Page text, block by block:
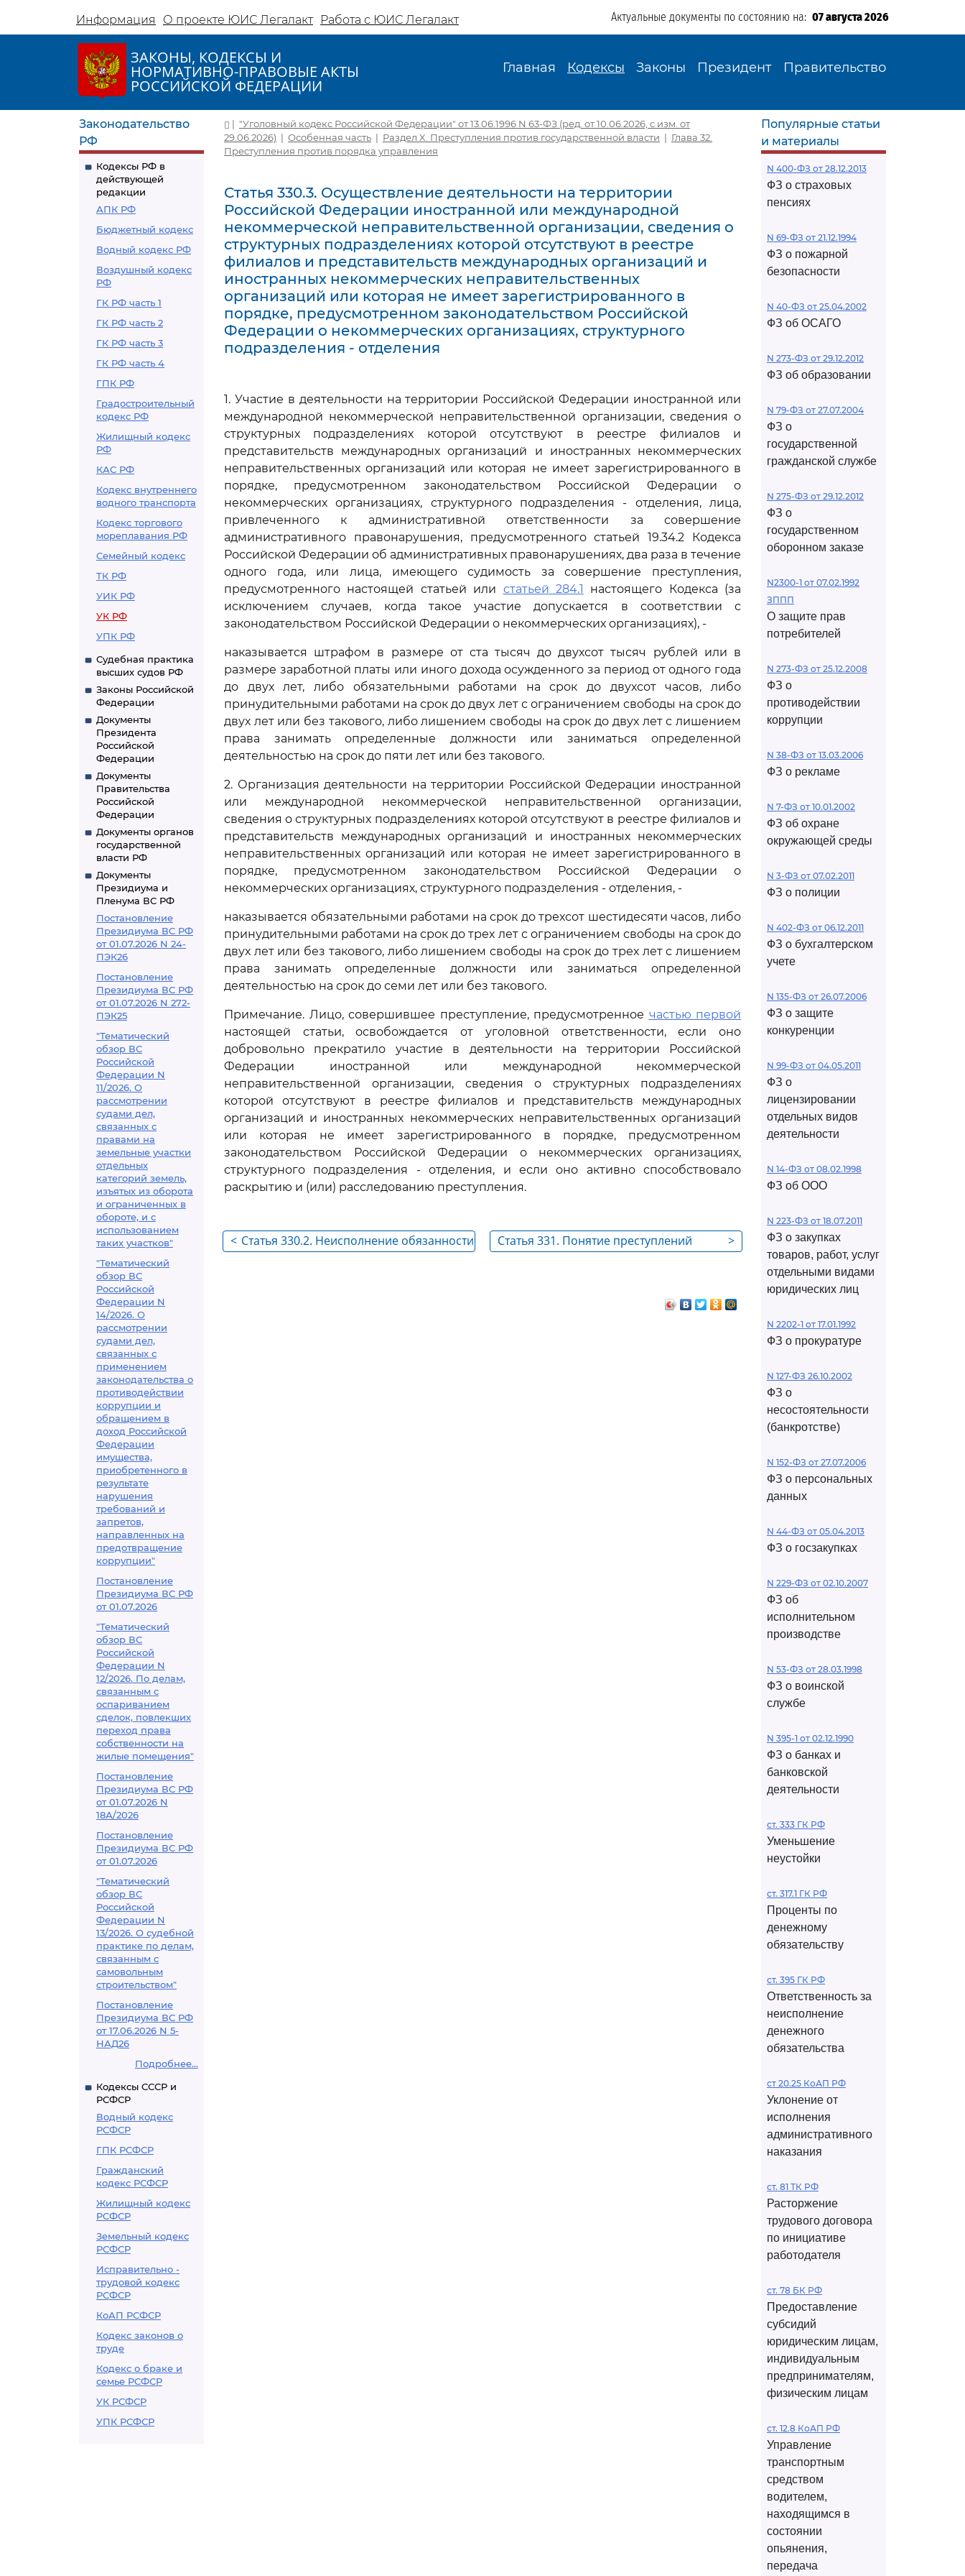
Информация О проекте ЮИС Легалакт Работа с ЮИС Легалакт Актуальные документы по состоянию на: 07 августа 2026
ЗАКОНЫ, КОДЕКСЫ И
НОРМАТИВНО-ПРАВОВЫЕ АКТЫ
РОССИЙСКОЙ ФЕДЕРАЦИИ
Главная Кодексы Законы Президент Правительство
Законодательство
РФ
Кодексы РФ в
действующей
редакции
АПК РФ
Бюджетный кодекс
Водный кодекс РФ
Воздушный кодекс
РФ
ГК РФ часть 1
ГК РФ часть 2
ГК РФ часть 3
ГК РФ часть 4
ГПК РФ
Градостроительный
кодекс РФ
Жилищный кодекс
РФ
КАС РФ
Кодекс внутреннего
водного транспорта
Кодекс торгового
мореплавания РФ
Семейный кодекс
ТК РФ
УИК РФ
УК РФ
УПК РФ
Судебная практика
высших судов РФ
Законы Российской
Федерации
Документы
Президента
Российской
Федерации
Документы
Правительства
Российской
Федерации
Документы органов
государственной
власти РФ
Документы
Президиума и
Пленума ВС РФ
Постановление
Президиума ВС РФ
от 01.07.2026 N 24-
ПЭК26
Постановление
Президиума ВС РФ
от 01.07.2026 N 272-
ПЭК25
"Тематический
обзор ВС
Российской
Федерации N
11/2026. О
рассмотрении
судами дел,
связанных с
правами на
земельные участки
отдельных
категорий земель,
изъятых из оборота
и ограниченных в
обороте, и с
использованием
таких участков"
"Тематический
обзор ВС
Российской
Федерации N
14/2026. О
рассмотрении
судами дел,
связанных с
применением
законодательства о
противодействии
коррупции и
обращением в
доход Российской
Федерации
имущества,
приобретенного в
результате
нарушения
требований и
запретов,
направленных на
предотвращение
коррупции"
Постановление
Президиума ВС РФ
от 01.07.2026
"Тематический
обзор ВС
Российской
Федерации N
12/2026. По делам,
связанным с
оспариванием
сделок, повлекших
переход права
собственности на
жилые помещения"
Постановление
Президиума ВС РФ
от 01.07.2026 N
18А/2026
Постановление
Президиума ВС РФ
от 01.07.2026
"Тематический
обзор ВС
Российской
Федерации N
13/2026. О судебной
практике по делам,
связанным с
самовольным
строительством"
Постановление
Президиума ВС РФ
от 17.06.2026 N 5-
НАД26
Подробнее...
Кодексы СССР и
РСФСР
Водный кодекс
РСФСР
ГПК РСФСР
Гражданский
кодекс РСФСР
Жилищный кодекс
РСФСР
Земельный кодекс
РСФСР
Исправительно -
трудовой кодекс
РСФСР
КоАП РСФСР
Кодекс законов о
труде
Кодекс о браке и
семье РСФСР
УК РСФСР
УПК РСФСР
| "Уголовный кодекс Российской Федерации" от 13.06.1996 N 63-ФЗ (ред. от 10.06.2026, с изм. от
29.06.2026) | Особенная часть | Раздел X. Преступления против государственной власти | Глава 32.
Преступления против порядка управления
Статья 330.3. Осуществление деятельности на территории
Российской Федерации иностранной или международной
некоммерческой неправительственной организации, сведения о
структурных подразделениях которой отсутствуют в реестре
филиалов и представительств международных организаций и
иностранных некоммерческих неправительственных
организаций или которая не имеет зарегистрированного в
порядке, предусмотренном законодательством Российской
Федерации о некоммерческих организациях, структурного
подразделения - отделения
1. Участие в деятельности на территории Российской Федерации иностранной или
международной некоммерческой неправительственной организации, сведения о
структурных подразделениях которой отсутствуют в реестре филиалов и
представительств международных организаций и иностранных некоммерческих
неправительственных организаций или которая не имеет зарегистрированного в
порядке, предусмотренном законодательством Российской Федерации о
некоммерческих организациях, структурного подразделения - отделения, лица,
привлеченного к административной ответственности за совершение
административного правонарушения, предусмотренного статьей 19.34.2 Кодекса
Российской Федерации об административных правонарушениях, два раза в течение
одного года, или лица, имеющего судимость за совершение преступления,
предусмотренного настоящей статьей или статьей 284.1 настоящего Кодекса (за
исключением случаев, когда такое участие допускается в соответствии с
законодательством Российской Федерации о некоммерческих организациях), -
наказывается штрафом в размере от ста тысяч до двухсот тысяч рублей или в
размере заработной платы или иного дохода осужденного за период от одного года
до двух лет, либо обязательными работами на срок до двухсот часов, либо
принудительными работами на срок до двух лет с ограничением свободы на срок до
двух лет или без такового, либо лишением свободы на срок до двух лет с лишением
права занимать определенные должности или заниматься определенной
деятельностью на срок до пяти лет или без такового.
2. Организация деятельности на территории Российской Федерации иностранной
или международной некоммерческой неправительственной организации,
сведения о структурных подразделениях которой отсутствуют в реестре филиалов и
представительств международных организаций и иностранных некоммерческих
неправительственных организаций или которая не имеет зарегистрированного в
порядке, предусмотренном законодательством Российской Федерации о
некоммерческих организациях, структурного подразделения - отделения, -
наказывается обязательными работами на срок до трехсот шестидесяти часов, либо
принудительными работами на срок до трех лет с ограничением свободы на срок до
двух лет или без такового, либо лишением свободы на срок до трех лет с лишением
права занимать определенные должности или заниматься определенной
деятельностью на срок до семи лет или без такового.
Примечание. Лицо, совершившее преступление, предусмотренное частью первой
настоящей статьи, освобождается от уголовной ответственности, если оно
добровольно прекратило участие в деятельности на территории Российской
Федерации иностранной или международной некоммерческой
неправительственной организации, сведения о структурных подразделениях
которой отсутствуют в реестре филиалов и представительств международных
организаций и иностранных некоммерческих неправительственных организаций
или которая не имеет зарегистрированного в порядке, предусмотренном
законодательством Российской Федерации о некоммерческих организациях,
структурного подразделения - отделения, и если оно активно способствовало
раскрытию и (или) расследованию преступления.
< Статья 330.2. Неисполнение обязанности
>
Статья 331. Понятие преступлений
Популярные статьи
и материалы
N 400-ФЗ от 28.12.2013
ФЗ о страховых
пенсиях
N 69-ФЗ от 21.12.1994
ФЗ о пожарной
безопасности
N 40-ФЗ от 25.04.2002
ФЗ об ОСАГО
N 273-ФЗ от 29.12.2012
ФЗ об образовании
N 79-ФЗ от 27.07.2004
ФЗ о
государственной
гражданской службе
N 275-ФЗ от 29.12.2012
ФЗ о
государственном
оборонном заказе
N2300-1 от 07.02.1992
ЗППП
О защите прав
потребителей
N 273-ФЗ от 25.12.2008
ФЗ о
противодействии
коррупции
N 38-ФЗ от 13.03.2006
ФЗ о рекламе
N 7-ФЗ от 10.01.2002
ФЗ об охране
окружающей среды
N 3-ФЗ от 07.02.2011
ФЗ о полиции
N 402-ФЗ от 06.12.2011
ФЗ о бухгалтерском
учете
N 135-ФЗ от 26.07.2006
ФЗ о защите
конкуренции
N 99-ФЗ от 04.05.2011
ФЗ о
лицензировании
отдельных видов
деятельности
N 14-ФЗ от 08.02.1998
ФЗ об ООО
N 223-ФЗ от 18.07.2011
ФЗ о закупках
товаров, работ, услуг
отдельными видами
юридических лиц
N 2202-1 от 17.01.1992
ФЗ о прокуратуре
N 127-ФЗ 26.10.2002
ФЗ о
несостоятельности
(банкротстве)
N 152-ФЗ от 27.07.2006
ФЗ о персональных
данных
N 44-ФЗ от 05.04.2013
ФЗ о госзакупках
N 229-ФЗ от 02.10.2007
ФЗ об
исполнительном
производстве
N 53-ФЗ от 28.03.1998
ФЗ о воинской
службе
N 395-1 от 02.12.1990
ФЗ о банках и
банковской
деятельности
ст. 333 ГК РФ
Уменьшение
неустойки
ст. 317.1 ГК РФ
Проценты по
денежному
обязательству
ст. 395 ГК РФ
Ответственность за
неисполнение
денежного
обязательства
ст 20.25 КоАП РФ
Уклонение от
исполнения
административного
наказания
ст. 81 ТК РФ
Расторжение
трудового договора
по инициативе
работодателя
ст. 78 БК РФ
Предоставление
субсидий
юридическим лицам,
индивидуальным
предпринимателям,
физическим лицам
ст. 12.8 КоАП РФ
Управление
транспортным
средством
водителем,
находящимся в
состоянии
опьянения,
передача